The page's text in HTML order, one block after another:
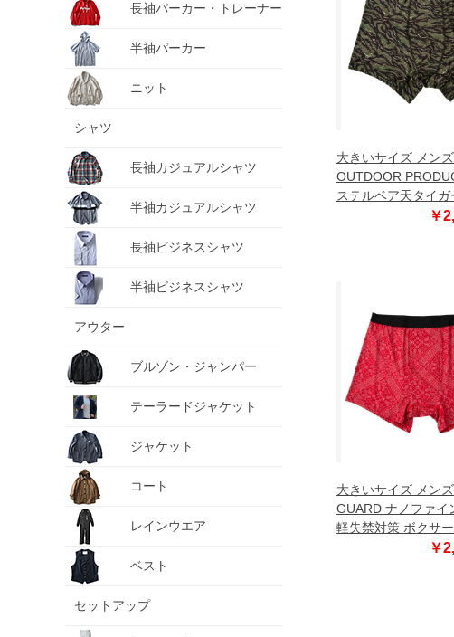
長袖パーカー・トレーナー
半袖パーカー
ニット
シャツ
長袖カジュアルシャツ
半袖カジュアルシャツ
長袖ビジネスシャツ
半袖ビジネスシャツ
アウター
ブルゾン・ジャンパー
テーラードジャケット
ジャケット
コート
レインウエア
ベスト
セットアップ
大きいサイズ メンズ
OUTDOOR
ステルベア天タイガ
クサーパンツ ブラ
￥
大きいサイズ メン
GUARD ナノファイ
軽失禁対策 ボクサー
ッドペイズリー￥